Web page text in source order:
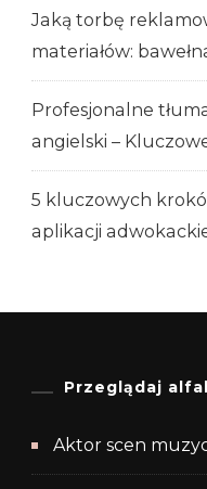
Jaką torbę
materiałów:
Profesjonalne
angielski –
5 kluczowych
aplikacji
Przeglądaj
Aktor scen